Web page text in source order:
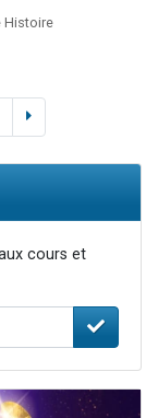
Histoire
cours et